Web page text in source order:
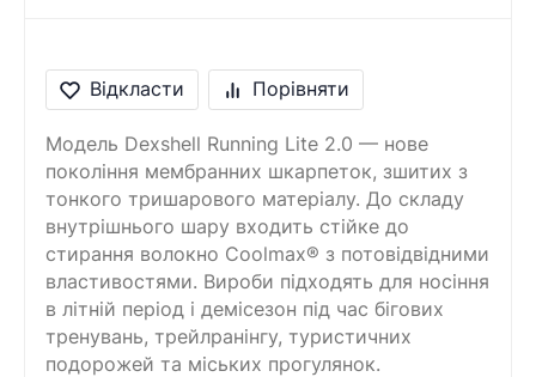
Відкласти Порівняти
Модель Dexshell Running Lite 2.0 — нове
покоління мембранних шкарпеток, зшитих з
тонкого тришарового матеріалу. До складу
внутрішнього шару входить стійке до
стирання волокно Coolmax® з потовідвідними
властивостями. Вироби підходять для носіння
в літній період і демісезон під час бігових
тренувань, трейлранінгу, туристичних
подорожей та міських прогулянок.